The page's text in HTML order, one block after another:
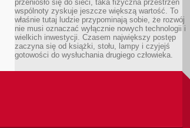
przeniosło się do sieci, taka fizyczna przestrzeń
wspólnoty zyskuje jeszcze większą wartość. To
właśnie tutaj ludzie przypominają sobie, że rozwój
nie musi oznaczać wyłącznie nowych technologii i
wielkich inwestycji. Czasem największy postęp
zaczyna się od książki, stołu, lampy i czyjejś
gotowości do wysłuchania drugiego człowieka.